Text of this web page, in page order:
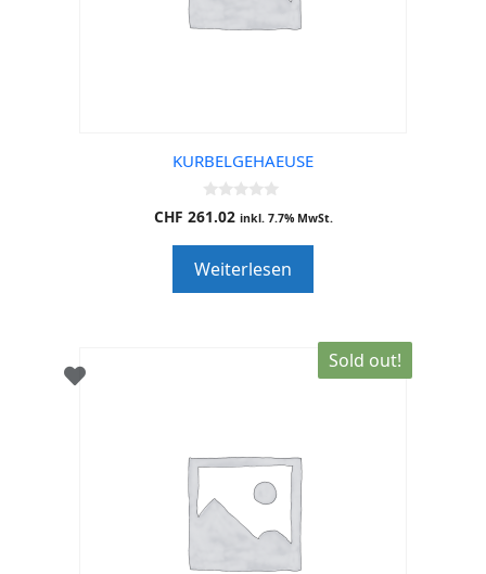
KURBELGEHAEUSE
0
o
o
f
5
CHF 261.02 inkl. 7.7% MwSt.
Weiterlesen
Sold out!